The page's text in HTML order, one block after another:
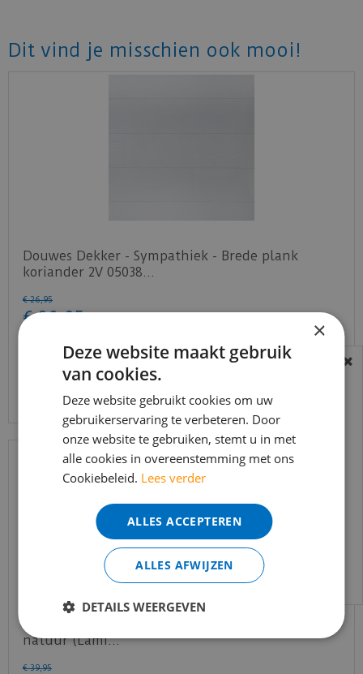
Dit vind je misschien ook mooi!
Douwes Dekker - Sympathiek - Brede plank
koriander 2V 05038…
€ 26,95
€ 20,95
Bekijk product
natuur (Lami…
€ 39,95
BEREIKBAARHEID
In verband met de vakantie periode zijn wij
t/m 14 augustus telefonisch helaas niet
bereikbaar.
Bestelling worden uiteraard verwerkt
echter iets minder snel dan wat je van ons
gewend bent.
Voor vragen kan je ons bereiken via
info@merkvloerenwinkel.nl
×
Deze website maakt gebruik
van cookies.
Deze website gebruikt cookies om uw
gebruikerservaring te verbeteren. Door
onze website te gebruiken, stemt u in met
alle cookies in overeenstemming met ons
Cookiebeleid. Lees verder
ALLES ACCEPTEREN
ALLES AFWIJZEN
DETAILS WEERGEVEN